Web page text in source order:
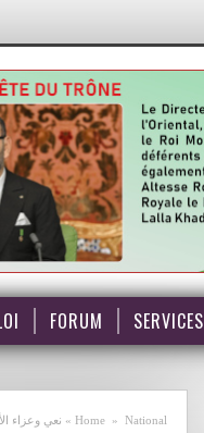
FORUM SERVICES
Home » National
» نعي وعزاء